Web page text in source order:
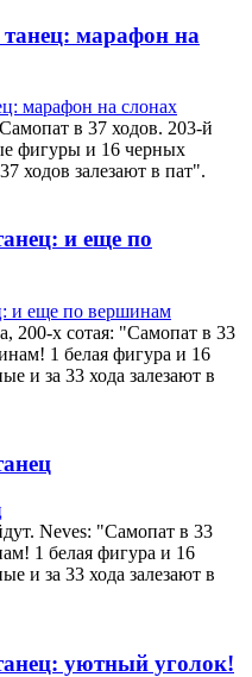
марафон на
в 37 ходов. 203-й
фигуры и 16 черных
ходов залезают в пат".
и еще по
200-х сотая: "Самопат в 33
1 белая фигура и 16
и за 33 хода залезают в
Neves: "Самопат в 33
1 белая фигура и 16
и за 33 хода залезают в
уютный уголок!